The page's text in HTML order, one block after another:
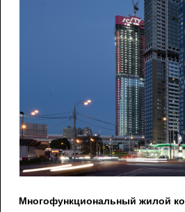
Многофункциональный жилой